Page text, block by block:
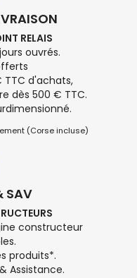
RELAIS
ouvrés.
TTC d'achats,
dès 500 € TTC.
(Corse incluse)
SAV
constructeur
produits*.
Assistance.